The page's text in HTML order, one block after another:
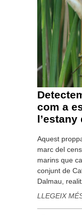
com a
l’estany
Aquest
marc del
marins que
conjunt de
Dalmau,
LLEGEIX